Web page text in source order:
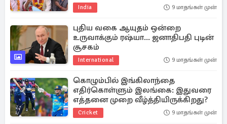
India 9 மாதங்கள் முன்
புதிய வகை ஆயுதம் ஒன்றை
உருவாக்கும் ரஷ்யா... ஜனாதிபதி புடின்
சூசகம்
International 9 மாதங்கள் முன்
கொழும்பில் இங்கிலாந்தை
எதிர்கொள்ளும் இலங்கை: இதுவரை
எத்தனை முறை வீழ்த்தியிருக்கிறது?
Cricket 9 மாதங்கள் முன்